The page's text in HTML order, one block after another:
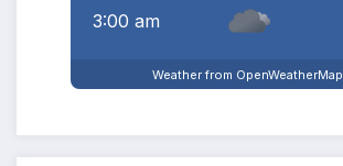
3:00 am
Weather from OpenWeatherMap